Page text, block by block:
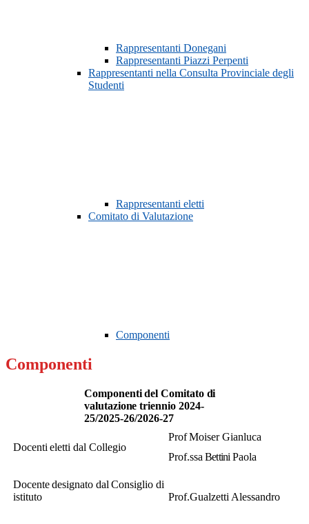
Rappresentanti Donegani
Rappresentanti Piazzi Perpenti
Rappresentanti nella Consulta Provinciale degli
Studenti
Rappresentanti eletti
Comitato di Valutazione
Componenti
Componenti
Componenti del Comitato di
valutazionetriennio 2024-
25/2025-26/2026-27
Docenti eletti dal Collegio
ProfMoiserGianluca
Prof.ssa Bettini Paola
Docente designato dal Consiglio di
istituto
Prof.Gualzetti Alessandro